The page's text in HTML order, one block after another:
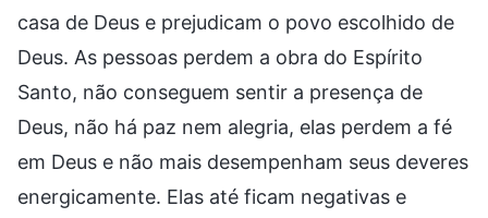
casa de Deus e prejudicam o povo escolhido de
Deus. As pessoas perdem a obra do Espírito
Santo, não conseguem sentir a presença de
Deus, não há paz nem alegria, elas perdem a fé
em Deus e não mais desempenham seus deveres
energicamente. Elas até ficam negativas e